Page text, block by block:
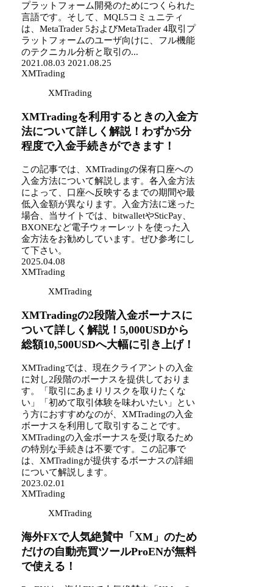
プラットフォーム開発のためにつくられた
言語です。そして、MQL5コミュニティ
は、MetaTrader 5およびMetaTrader 4取引プ
ラットフォームのユーザ向けに、フル機能
のテクニカル分析と取引の...
2021.08.03 2021.08.25
XMTrading
XMTrading
XMTradingを利用するときの入金方
法について詳しく解説！わずか5分
程度で入金手続きができます！
この記事では、XMTradingの保有口座への
入金方法について解説します。各入金方法
によって、口座へ反映するまでの期間や最
低入金額が異なります。入金方法に迷った
場合、当サイトでは、bitwalletやSticPay、
BXONEなど電子ウォーレットを使った入
金方法をお勧めしています。ぜひ参考にし
て下さい。
2025.04.08
XMTrading
XMTrading
XMTradingの2段階入金ボーナスに
ついて詳しく解説！5,000USDから
総額10,500USDへ大幅に引き上げ！
XMTradingでは、現在クライアントの入金
に対し2段階のボーナスを提供しておりま
す。「取引にあまりリスクを取りたくな
い」「初めて取引体験を味わいたい」とい
う方におすすめなのが、XMTradingの入金
ボーナスを利用して取引することです。
XMTradingの入金ボーナスを受け取るため
の特別な手続きは不要です。この記事で
は、XMTradingが提供するボーナスの詳細
について解説します。
2023.02.01
XMTrading
XMTrading
海外FXで人気絶賛中「XM」のため
だけの自動売買ツールProENが無料
で使える！